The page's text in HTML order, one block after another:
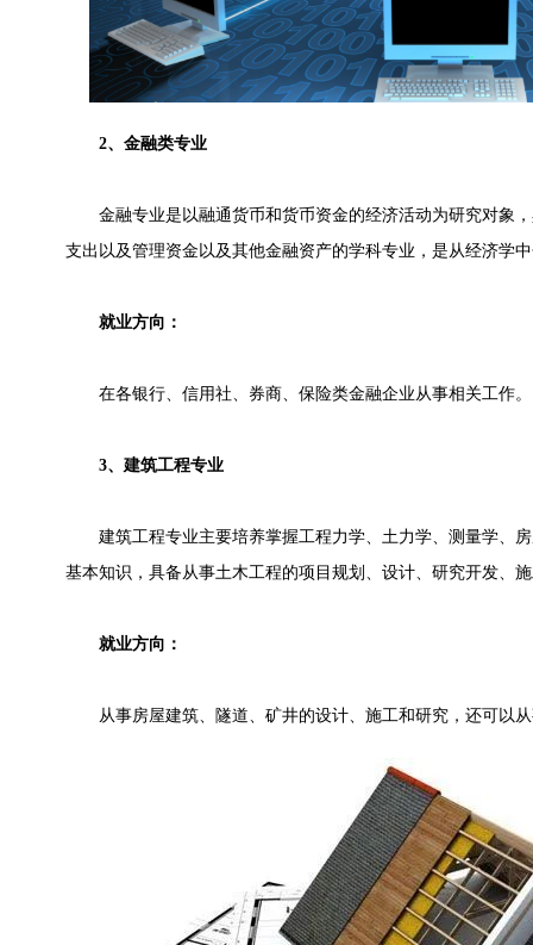
2、金融类专业
金融专业是以融通货币和货币资金的经济活动为研究对象，
支出以及管理资金以及其他金融资产的学科专业，是从经济学
就业方向：
在各银行、信用社、券商、保险类金融企业从事相关工作。
3、建筑工程专业
建筑工程专业主要培养掌握工程力学、土力学、测量学、房
基本知识，具备从事土木工程的项目规划、设计、研究开发、
就业方向：
从事房屋建筑、隧道、矿井的设计、施工和研究，还可以从